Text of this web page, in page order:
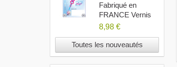
2027
Fabriqué en
FRANCE Vernis
Anti UV...
8,98 €
Toutes les nouveautés